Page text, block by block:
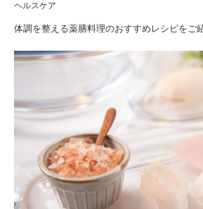
ヘルスケア
体調を整える薬膳料理のおすすめレシピをご